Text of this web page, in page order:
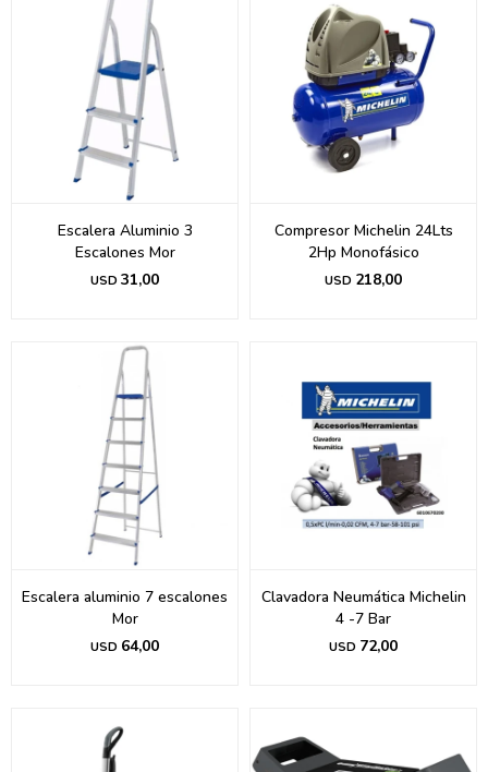
Escalera Aluminio 3
Escalones Mor
USD 31,00
Compresor Michelin 24Lts
2Hp Monofásico
USD 218,00
Escalera aluminio 7 escalones
Mor
USD 64,00
Clavadora Neumática Michelin
4 -7 Bar
USD 72,00